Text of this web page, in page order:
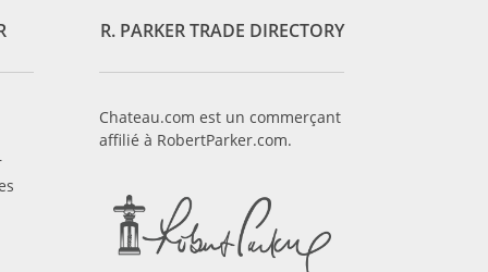
R. PARKER TRADE DIRECTORY
Chateau.com est un commerçant
affilié à RobertParker.com.